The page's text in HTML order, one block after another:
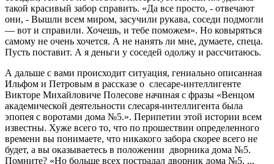
такой красивый забор справить. «Да все просто, - отвечают
они, - Вышли всем миром, засучили рукава, соседи подмогли
— вот и справили. Хочешь, и тебе поможем». Но ковыряться
самому не очень хочется. А не нанять ли мне, думаете, спеца.
Пусть поставит. А я деньги у соседей одолжу и рассчитаюсь.
А дальше с вами происходит ситуация, гениально описанная
Ильфом и Петровым в рассказе о слесаре-интеллигенте
Викторе Михайловиче Полесове начиная с фразы «Венцом
академической деятельности слесаря-интеллигента была
эпопея с воротами дома №5.». Перипетии этой истории всем
известны. Хуже всего то, что по прошествии определенного
времени вы понимаете, что никакого забора скорее всего не
будет, а вы оказываетесь в положении дворника дома №5.
Помните? «Но больше всех пострадал дворник дома №5. ...